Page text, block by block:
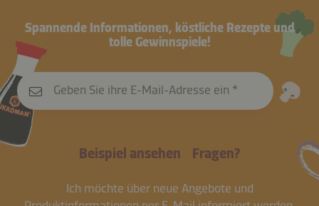
Spannende Informationen, köstliche Rezepte und
tolle Gewinnspiele!
Geben Sie ihre E-Mail-Adresse ein
Beispiel ansehen Fragen?
Ich möchte über neue Angebote und